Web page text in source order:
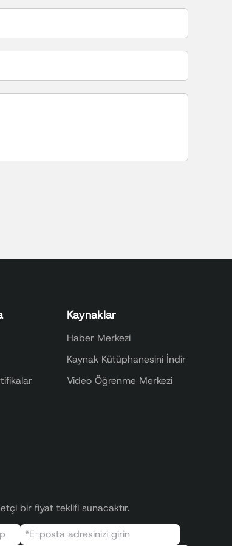
Kaynaklar
Haber Merkezi
Kaynak Kütüphanesini İndir
Video Öğrenme Merkezi
bir fiyat teklifi sunacaktır.